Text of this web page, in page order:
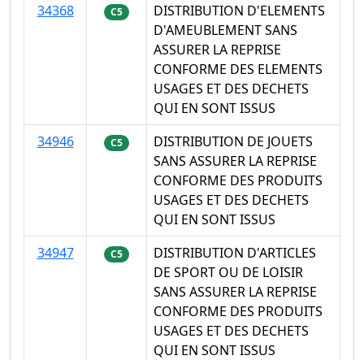
34368
C5
DISTRIBUTION D'ELEMENTS
D'AMEUBLEMENT SANS
ASSURER LA REPRISE
CONFORME DES ELEMENTS
USAGES ET DES DECHETS
QUI EN SONT ISSUS
34946
C5
DISTRIBUTION DE JOUETS
SANS ASSURER LA REPRISE
CONFORME DES PRODUITS
USAGES ET DES DECHETS
QUI EN SONT ISSUS
34947
C5
DISTRIBUTION D'ARTICLES
DE SPORT OU DE LOISIR
SANS ASSURER LA REPRISE
CONFORME DES PRODUITS
USAGES ET DES DECHETS
QUI EN SONT ISSUS